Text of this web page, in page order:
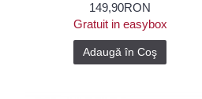
149,90RON
Gratuit in easybox
Adaugă în Coş